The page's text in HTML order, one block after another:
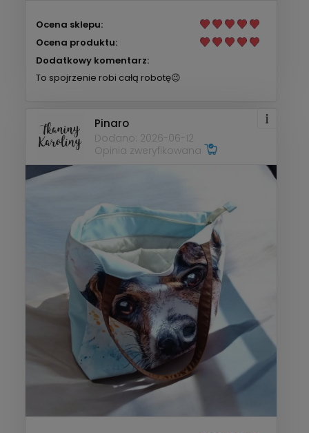
Ocena sklepu:
Ocena produktu:
Dodatkowy komentarz:
To spojrzenie robi całą robotę😉
Pinaro
Dodano: 2026-06-12
Opinia zweryfikowana